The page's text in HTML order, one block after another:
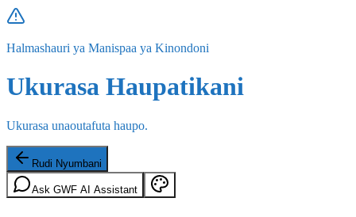
Halmashauri ya Manispaa ya Kinondoni
Ukurasa Haupatikani
Ukurasa unaoutafuta haupo.
Rudi Nyumbani
Ask GWF AI Assistant